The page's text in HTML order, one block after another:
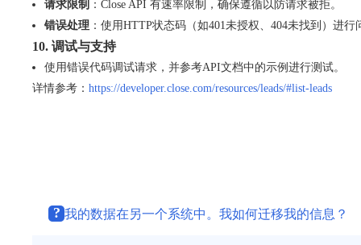
请求限制 ：Close API 有速率限制，确保遵循以防请求被拒。
错误处理 ：使用HTTP状态码（如401未授权、404未找到）进行
10. 调试与支持
使用错误代码调试请求，并参考API文档中的示例进行测试。
详情参考： https://developer.close.com/resources/leads/#list-leads
? 我的数据在另一个系统中。我如何迁移我的信息？